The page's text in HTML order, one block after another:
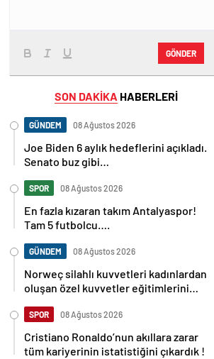
GÖNDER
SON DAKİKA HABERLERİ
GÜNDEM 08 Ağustos 2026
Joe Biden 6 aylık hedeflerini açıkladı.
Senato buz gibi…
SPOR 08 Ağustos 2026
En fazla kızaran takım Antalyaspor!
Tam 5 futbolcu….
GÜNDEM 08 Ağustos 2026
Norweç silahlı kuvvetleri kadınlardan
oluşan özel kuvvetler eğitimlerini
SPOR 08 Ağustos 2026
Cristiano Ronaldo’nun akıllara zarar
tüm kariyerinin istatistiğini çıkardık !